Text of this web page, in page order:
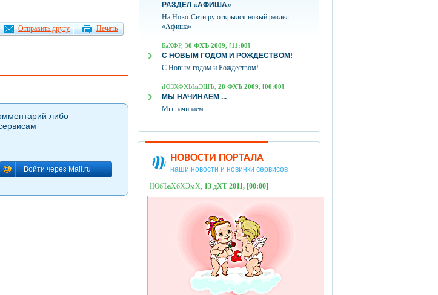
Отправить другу Печать
либо
Войти через Mail.ru
Войти через Mail.ru
РАЗДЕЛ «АФИША»
На Ново-Сити.ру открылся новый раздел
«Афиша»
БаХФР, 30 ФХЪ 2009, [11:00]
С НОВЫМ ГОДОМ И РОЖДЕСТВОМ!
С Новым годом и Рождеством!
їЮЭХФХЫмЭШЪ, 28 ФХЪ 2009, [00:00]
МЫ НАЧИНАЕМ ...
Мы начинаем ...
НОВОСТИ ПОРТАЛА
наши новости и новинки сервисов
ІЮбЪаХбХЭмХ, 13 дХТ 2011, [00:00]